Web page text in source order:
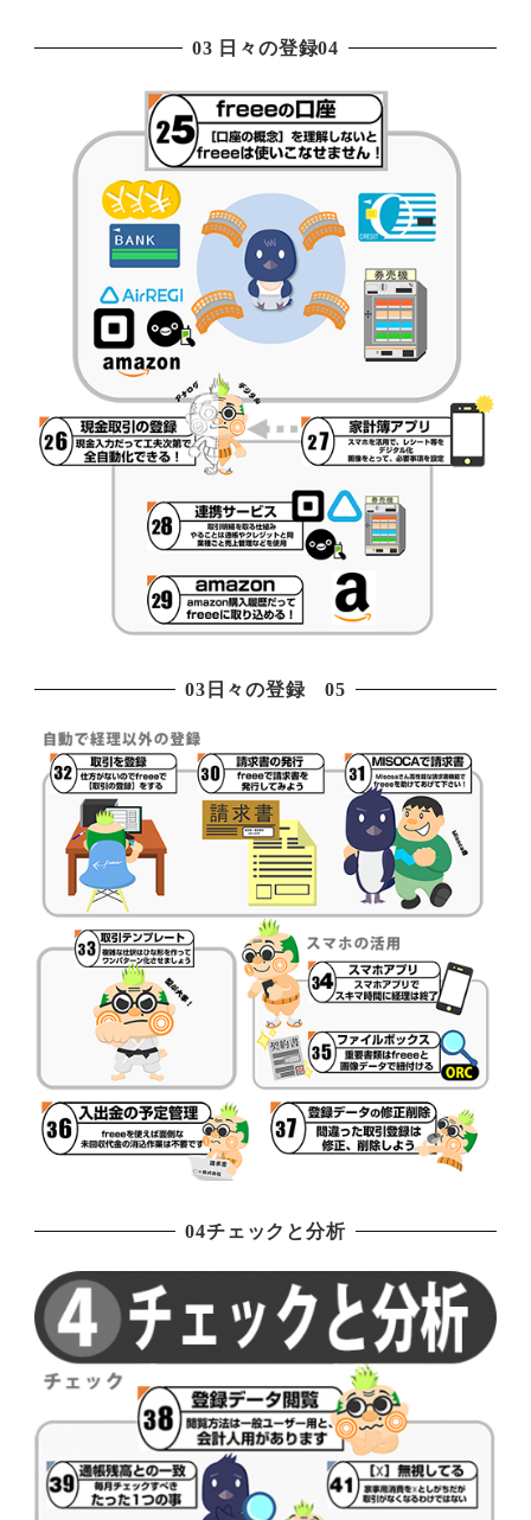
03 日々の登録04
03日々の登録 05
04チェックと分析